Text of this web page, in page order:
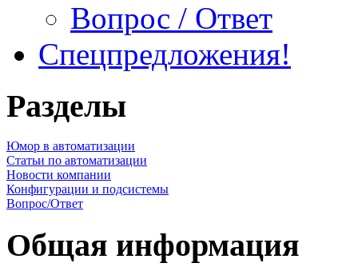
Вопрос / Ответ
Спецпредложения!
Разделы
Юмор в автоматизации
Статьи по автоматизации
Новости компании
Конфигурации и подсистемы
Вопрос/Ответ
Общая информация